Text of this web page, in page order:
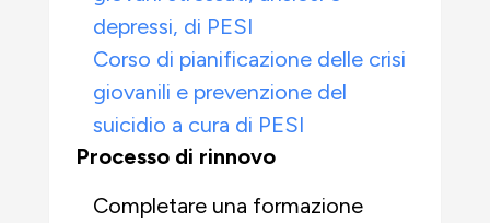
depressi, di PESI
Corso di pianificazione delle crisi
giovanili e prevenzione del
suicidio a cura di PESI
Processo di rinnovo
Completare una formazione